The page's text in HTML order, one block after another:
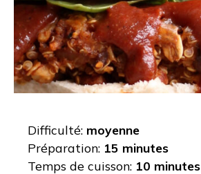
Difficulté: moyenne
Préparation: 15 minutes
Temps de cuisson: 10 minutes